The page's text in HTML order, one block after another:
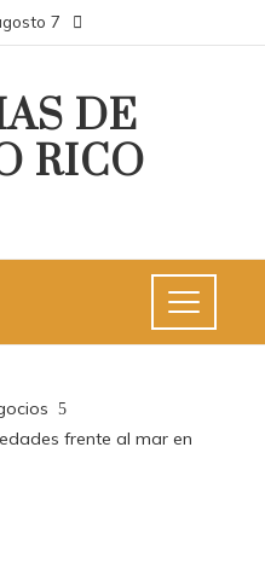
7
DE
RICO
frente al mar en